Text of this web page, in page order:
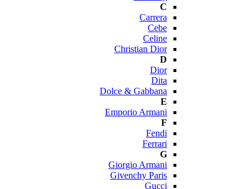
C
Carrera
Cebe
Celine
Christian Dior
D
Dior
Dita
Dolce & Gabbana
E
Emporio Armani
F
Fendi
Ferrari
G
Giorgio Armani
Givenchy Paris
Gucci